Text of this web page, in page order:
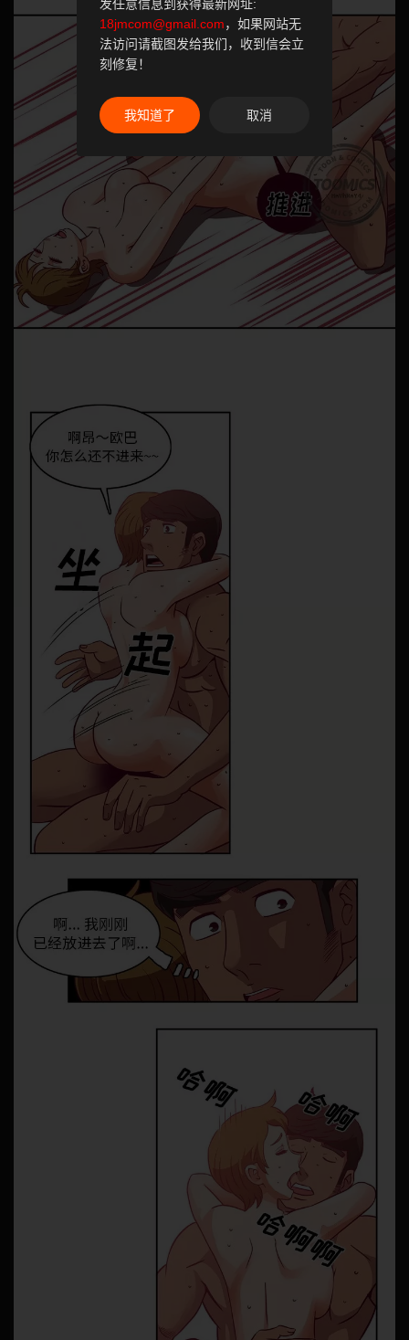
发任意信息到获得最新网址:
18jmcom@gmail.com，如果网站无
法访问请截图发给我们，收到信会立
刻修复！
我知道了 取消